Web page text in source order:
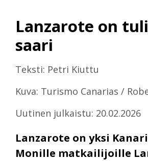
Lanzarote on
saari
Teksti: Petri Kiuttu
Kuva: Turismo Canarias /
Uutinen julkaistu: 20.02.2026
Lanzarote on yksi
Monille matkailijoille